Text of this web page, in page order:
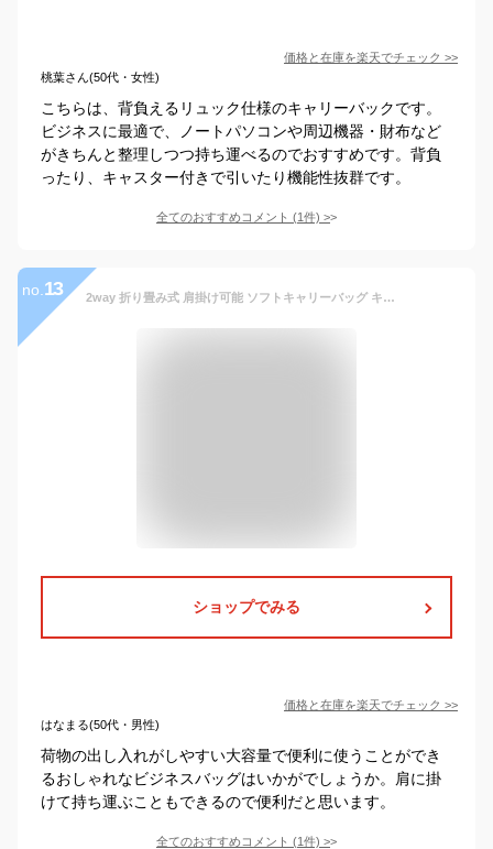
価格と在庫を楽天でチェック >>
桃葉さん(50代・女性)
こちらは、背負えるリュック仕様のキャリーバックです。
ビジネスに最適で、ノートパソコンや周辺機器・財布など
がきちんと整理しつつ持ち運べるのでおすすめです。背負
ったり、キャスター付きで引いたり機能性抜群です。
全てのおすすめコメント (1件) >
no. 13 2way 折り畳み式 肩掛け可能 ソフトキャリーバッグ キャリー 機内持ち込み レディース キャスター付き リュック リュックバッグ マザーズバッグ スーツケース キャリーケース 短期旅行 カバン 修学旅行 ビジネス出張 旅行かばん 連休 春休み 夏休み 帰省 海外 国内
ショップでみる
価格と在庫を楽天でチェック >>
はなまる(50代・男性)
荷物の出し入れがしやすい大容量で便利に使うことができ
るおしゃれなビジネスバッグはいかがでしょうか。肩に掛
けて持ち運ぶこともできるので便利だと思います。
全てのおすすめコメント (1件) >